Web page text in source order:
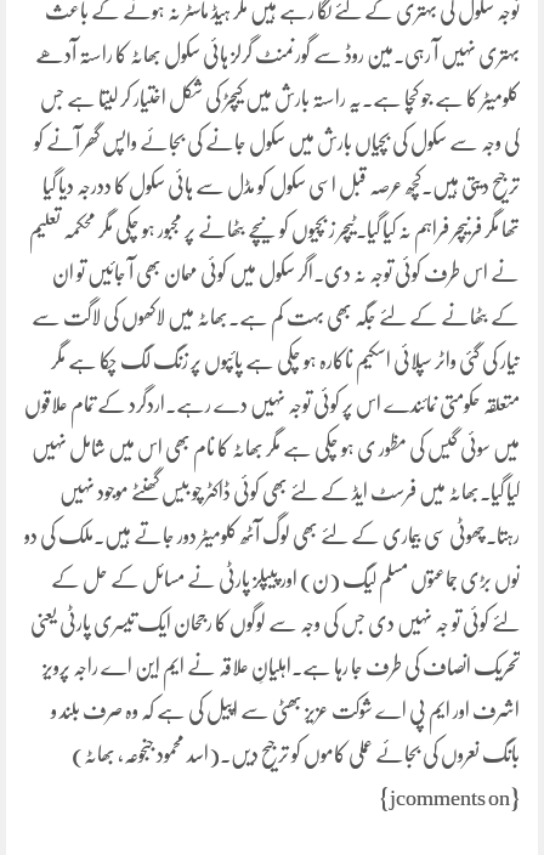
توجہ سکول کی بہتری کے لئے لگا رہے ہیں مگر ہیڈ ماسٹر نہ ہونے کے باعث
بہتری نہیں آ رہی۔مین روڈ سے گورنمنٹ گرلز ہائی سکول بھاٹہ کا راستہ آدھے
کلومیٹر کا ہے جو کچا ہے۔یہ راستہ بارش میں کیچڑ کی شکل اختیار کر لیتا ہے جس
کی وجہ سے سکول کی بچیاں بارش میں سکول جانے کی بجائے واپس گھر آنے کو
ترجیح دیتی ہیں۔کچھ عرصہ قبل اسی سکول کو مڈل سے ہائی سکول کا ددرجہ دیا گیا
تھا مگر فرنیچر فراہم نہ کیا گیا۔ٹیچر ز بچیوں کو نیچے بٹھانے پر مجبور ہو چکی مگر محکمہ تعلیم
نے اس طرف کوئی توجہ نہ دی۔اگر سکول میں کوئی مہمان بھی آ جائیں تو ان
کے بٹھانے کے لئے جگہ بھی بہت کم ہے۔بھاٹہ میں لاکھوں کی لاگت سے
تیار کی گئی واٹر سپلائی اسکیم ناکارہ ہو چکی ہے پائپوں پر زنگ لگ چکا ہے مگر
متعلقہ حکومتی نمائندے اس پر کوئی توجہ نہیں دے رہے۔اردگرد کے تمام علاقوں
میں سوئی گیس کی مظور ی ہو چکی ہے مگر بھاٹہ کا نام بھی اس میں شامل نہیں
کیا گیا۔بھاٹہ میں فرسٹ ایڈ کے لئے بھی کوئی ڈاکٹر چو بیس گھنٹے موجود نہیں
رہتا۔چھوٹی سی بیماری کے لئے بھی لوگ آٹھ کلومیٹر دور جاتے ہیں۔ملک کی دو
نوں بڑی جماعتوں مسلم لیگ (ن) اور پیپلز پارٹی نے مسائل کے حل کے
لئے کوئی تو جہ نہیں دی جس کی وجہ سے لوگوں کا رجحان ایک تیسری پارٹی یعنی
تحریک انصاف کی طرف جا رہا ہے۔اہلیانِ علاقہ نے ایم این اے راجہ پرویز
اشرف اور ایم پی اے شوکت عزیز بھٹی سے اپیل کی ہے کہ وہ صرف بلند و
بانگ نعروں کی بجائے عملی کاموں کو ترجیح دیں۔(اسد محمود جنجوعہ، بھاٹہ)
{jcomments on}